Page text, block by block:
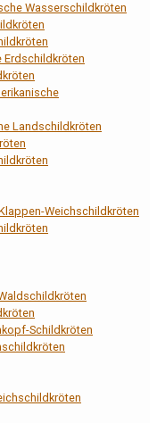
Wasserschildkröten
Erdschildkröten
Landschildkröten
Weichschildkröten
Schildkröten